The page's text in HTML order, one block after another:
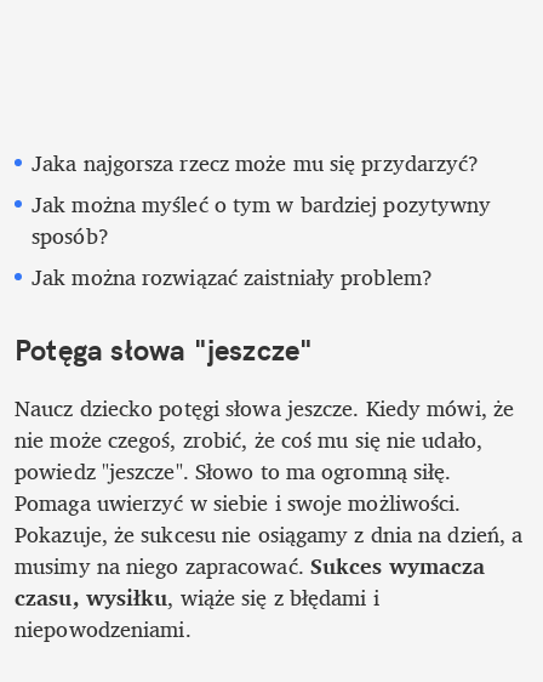
Jaka najgorsza rzecz może mu się przydarzyć?
Jak można myśleć o tym w bardziej pozytywny
sposób?
Jak można rozwiązać zaistniały problem?
Potęga słowa "jeszcze"
Naucz dziecko potęgi słowa jeszcze. Kiedy mówi, że
nie może czegoś, zrobić, że coś mu się nie udało,
powiedz "jeszcze". Słowo to ma ogromną siłę.
Pomaga uwierzyć w siebie i swoje możliwości.
Pokazuje, że sukcesu nie osiągamy z dnia na dzień, a
musimy na niego zapracować. Sukces wymacza
czasu, wysiłku, wiąże się z błędami i
niepowodzeniami.